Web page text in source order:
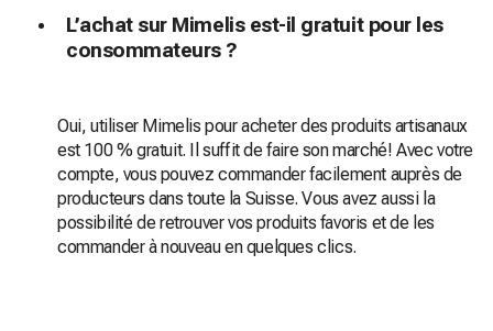
L’achat sur Mimelis est-il gratuit pour les
consommateurs ?
Oui, utiliser Mimelis pour acheter des produits artisanaux
est 100 % gratuit. Il suffit de faire son marché! Avec votre
compte, vous pouvez commander facilement auprès de
producteurs dans toute la Suisse. Vous avez aussi la
possibilité de retrouver vos produits favoris et de les
commander à nouveau en quelques clics.